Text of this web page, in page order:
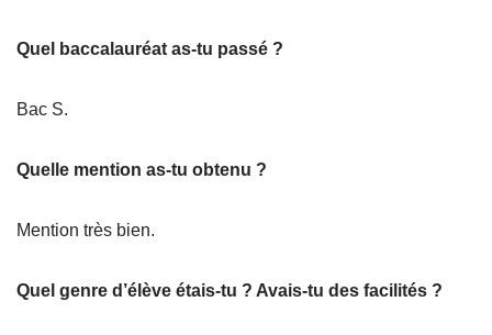
Quel baccalauréat as-tu passé ?
Bac S.
Quelle mention as-tu obtenu ?
Mention très bien.
Quel genre d’élève étais-tu ? Avais-tu des facilités ?